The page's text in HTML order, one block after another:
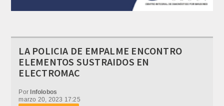
LA POLICIA DE EMPALME ENCONTRO
ELEMENTOS SUSTRAIDOS EN
ELECTROMAC
PorInfolobos
marzo 20, 2023 17:25